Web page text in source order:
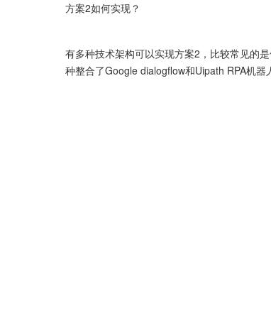
方案2如何实现？
有多种技术架构可以实现方案2，比较常见的
种整合了Google dialogflow和Uipath RPA机器